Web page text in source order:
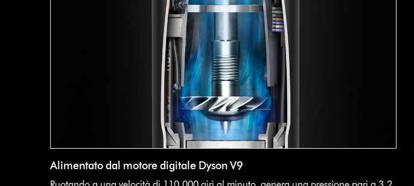
Alimentato dal motore digitale Dyson V9